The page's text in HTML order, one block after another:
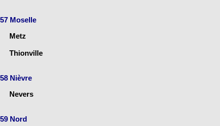
57 Moselle
Metz
Thionville
58 Nièvre
Nevers
59 Nord